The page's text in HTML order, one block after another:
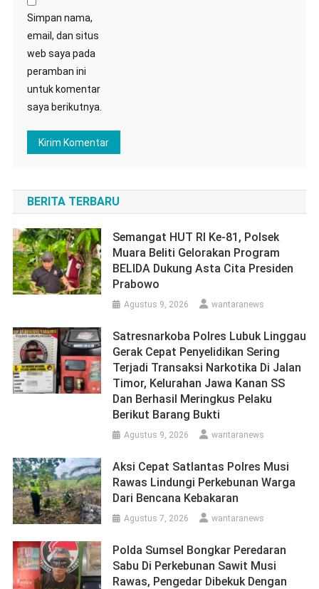
Simpan nama,
email, dan situs
web saya pada
peramban ini
untuk komentar
saya berikutnya.
BERITA TERBARU
Semangat HUT RI Ke-81, Polsek
Muara Beliti Gelorakan Program
BELIDA Dukung Asta Cita Presiden
Prabowo
Agustus 9, 2026 wantaranews
Satresnarkoba Polres Lubuk Linggau
Gerak Cepat Penyelidikan Sering
Terjadi Transaksi Narkotika Di Jalan
Timor, Kelurahan Jawa Kanan SS
Dan Berhasil Meringkus Pelaku
Berikut Barang Bukti
Agustus 9, 2026 wantaranews
Aksi Cepat Satlantas Polres Musi
Rawas Lindungi Perkebunan Warga
Dari Bencana Kebakaran
Agustus 7, 2026 wantaranews
Polda Sumsel Bongkar Peredaran
Sabu Di Perkebunan Sawit Musi
Rawas, Pengedar Dibekuk Dengan